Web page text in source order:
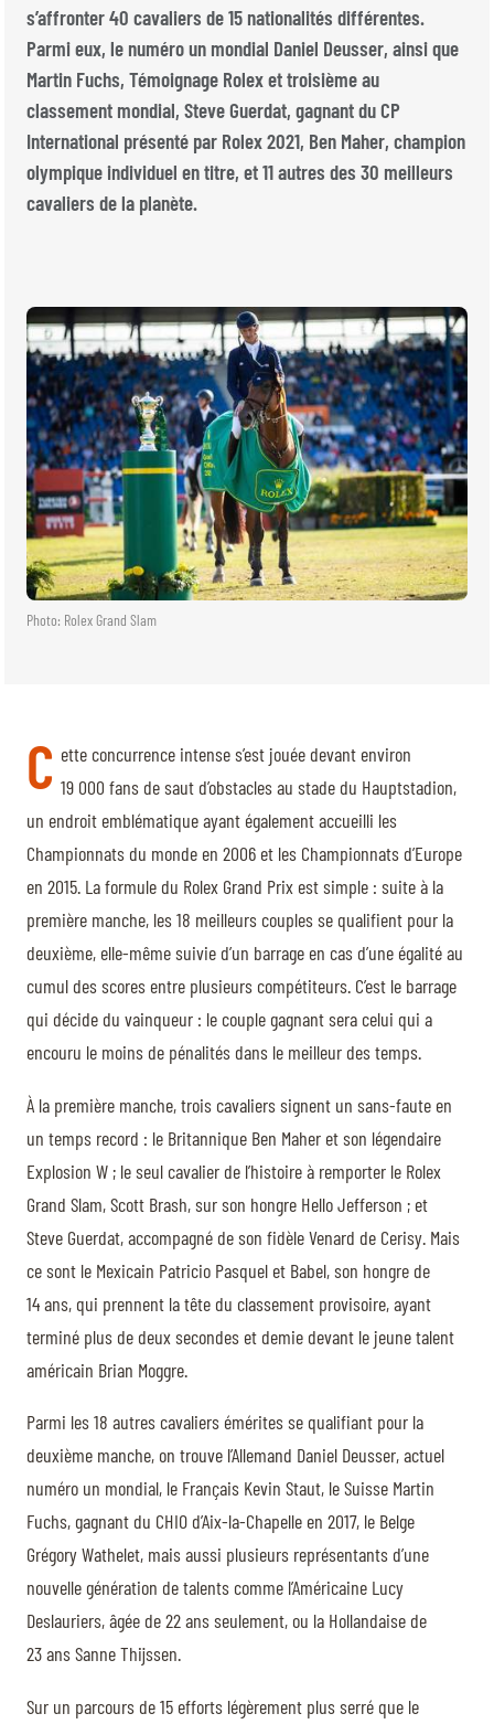
Photo: Rolex Grand Slam
s’affronter 40 cavaliers de 15 nationalités différentes.
Parmi eux, le numéro un mondial Daniel Deusser, ainsi que
Martin Fuchs, Témoignage Rolex et troisième au
classement mondial, Steve Guerdat, gagnant du CP
International présenté par Rolex 2021, Ben Maher, champion
olympique individuel en titre, et 11 autres des 30 meilleurs
cavaliers de la planète.
C ette concurrence intense s’est jouée devant environ
19 000 fans de saut d’obstacles au stade du Hauptstadion,
un endroit emblématique ayant également accueilli les
Championnats du monde en 2006 et les Championnats d’Europe
en 2015. La formule du Rolex Grand Prix est simple : suite à la
première manche, les 18 meilleurs couples se qualifient pour la
deuxième, elle-même suivie d’un barrage en cas d’une égalité au
cumul des scores entre plusieurs compétiteurs. C’est le barrage
qui décide du vainqueur : le couple gagnant sera celui qui a
encouru le moins de pénalités dans le meilleur des temps.
À la première manche, trois cavaliers signent un sans-faute en
un temps record : le Britannique Ben Maher et son légendaire
Explosion W ; le seul cavalier de l’histoire à remporter le Rolex
Grand Slam, Scott Brash, sur son hongre Hello Jefferson ; et
Steve Guerdat, accompagné de son fidèle Venard de Cerisy. Mais
ce sont le Mexicain Patricio Pasquel et Babel, son hongre de
14 ans, qui prennent la tête du classement provisoire, ayant
terminé plus de deux secondes et demie devant le jeune talent
américain Brian Moggre.
Parmi les 18 autres cavaliers émérites se qualifiant pour la
deuxième manche, on trouve l’Allemand Daniel Deusser, actuel
numéro un mondial, le Français Kevin Staut, le Suisse Martin
Fuchs, gagnant du CHIO d’Aix-la-Chapelle en 2017, le Belge
Grégory Wathelet, mais aussi plusieurs représentants d’une
nouvelle génération de talents comme l’Américaine Lucy
Deslauriers, âgée de 22 ans seulement, ou la Hollandaise de
23 ans Sanne Thijssen.
Sur un parcours de 15 efforts légèrement plus serré que le